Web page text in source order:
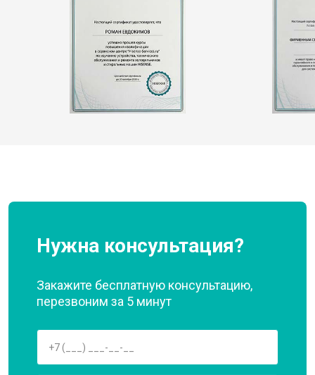
Нужна консультация?
Закажите бесплатную консультацию,
перезвоним за 5 минут